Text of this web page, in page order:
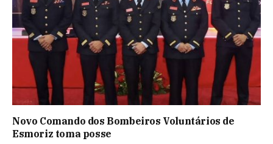
Novo Comando dos Bombeiros Voluntários de
Esmoriz toma posse